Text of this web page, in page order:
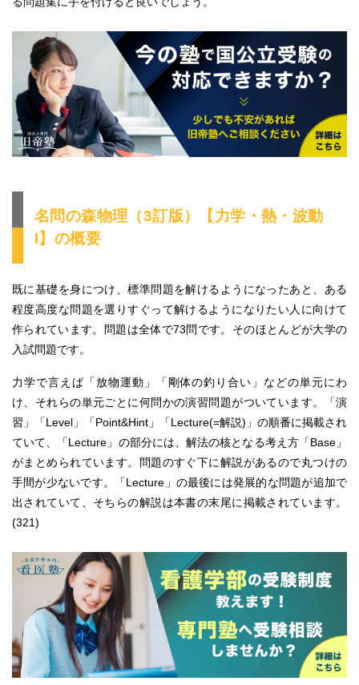
名問の森物理（3訂版）【力学・熱・波動
I】の概要
既に基礎を身につけ、標準問題を解けるようになったあと、ある
程度高度な問題を選りすぐって解けるようになりたい人に向けて
作られています。問題は全体で73問です。そのほとんどが大学の
入試問題です。
力学で言えば「放物運動」「剛体の釣り合い」などの単元にわ
け、それらの単元ごとに何問かの演習問題がついています。「演
習」「Level」「Point&Hint」「Lecture(=解説)」の順番に掲載され
ていて、「Lecture」の部分には、解法の核となる考え方「Base」
がまとめられています。問題のすぐ下に解説があるので丸つけの
手間が少ないです。「Lecture」の最後には発展的な問題が追加で
出されていて、そちらの解説は本書の末尾に掲載されています。
(321)